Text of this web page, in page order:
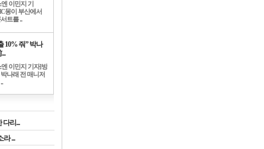
이민지 기
몽이 부산에서
트를 ..
10% 줘” 박나
이민지 기자]방
나래 전 매니저
다리...
...